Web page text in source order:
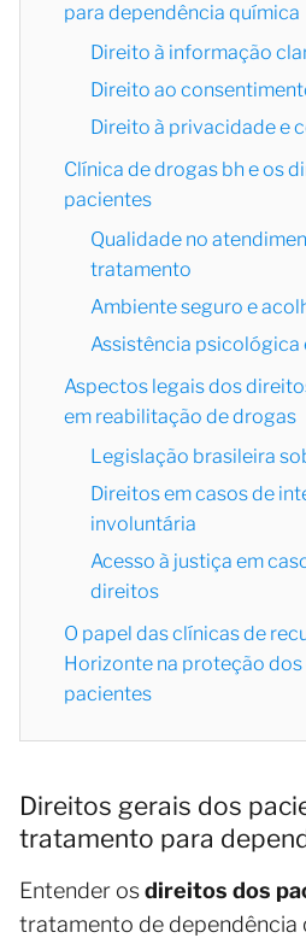
para dependência química
Direito à informação
Direito ao
Direito à privacidade e
Clínica de drogas bh e os
pacientes
Qualidade no
tratamento
Ambiente seguro e
Assistência psicológica
Aspectos legais dos
em reabilitação de drogas
Legislação brasileira
Direitos em casos de
involuntária
Acesso à justiça em
direitos
O papel das clínicas de
Horizonte na proteção
pacientes
Direitos gerais dos
tratamento para
Entender osdireitos dos
tratamento de dependência